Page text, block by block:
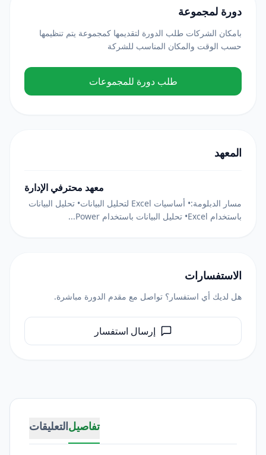
تفاصيلالتعليقات
دورة لمجموعة
بامكان الشركات طلب الدورة لتقديمها كمجموعة يتم تنظيمها
حسب الوقت والمكان المناسب للشركة
طلب دورة للمجموعات
المعهد
معهد محترفي الإدارة
مسار الدبلومة:• أساسيات Excel لتحليل البيانات• تحليل البيانات
باستخدام Excel• تحليل البيانات باستخدام Power...
الاستفسارات
هل لديك أي استفسار؟ تواصل مع مقدم الدورة مباشرة.
إرسال استفسار